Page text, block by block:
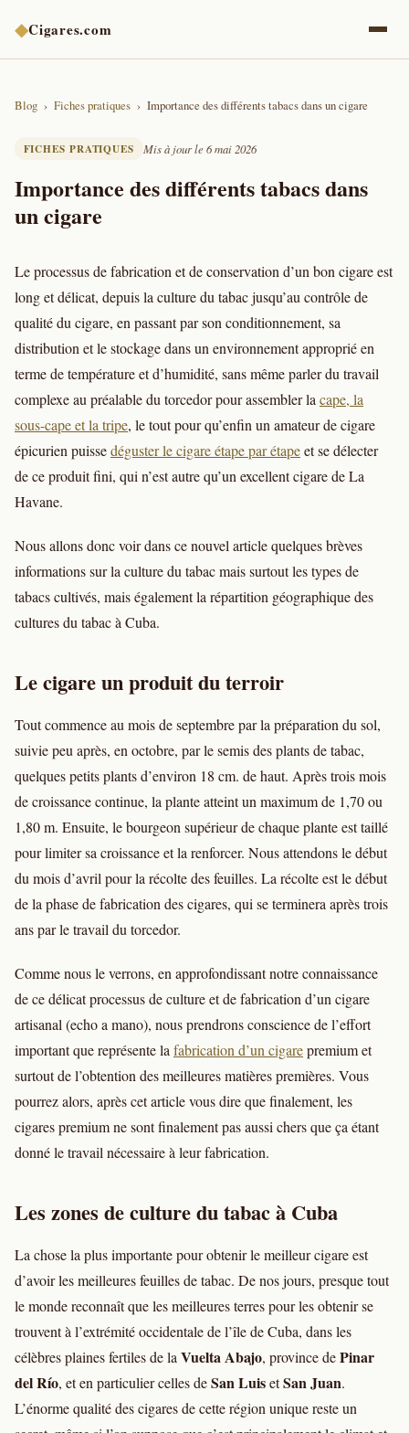
◆Cigares.com
Blog Fiches pratiques Importance des différents tabacs dans un cigare
FICHES PRATIQUES Mis à jour le 6 mai 2026
Importance des différents tabacs dans
un cigare
Le processus de fabrication et de conservation d’un bon cigare est
long et délicat, depuis la culture du tabac jusqu’au contrôle de
qualité du cigare, en passant par son conditionnement, sa
distribution et le stockage dans un environnement approprié en
terme de température et d’humidité, sans même parler du travail
complexe au préalable du torcedor pour assembler lacape, la
sous-cape et la tripe, le tout pour qu’enfin un amateur de cigare
épicurien puissedéguster le cigare étape par étapeet se délecter
de ce produit fini, qui n’est autre qu’un excellent cigare de La
Havane.
Nous allons donc voir dans ce nouvel article quelques brèves
informations sur la culture du tabac mais surtout les types de
tabacs cultivés, mais également la répartition géographique des
cultures du tabac à Cuba.
Le cigare un produit du terroir
Tout commence au mois de septembre par la préparation du sol,
suivie peu après, en octobre, par le semis des plants de tabac,
quelques petits plants d’environ 18 cm. de haut. Après trois mois
de croissance continue, la plante atteint un maximum de 1,70 ou
1,80 m. Ensuite, le bourgeon supérieur de chaque plante est taillé
pour limiter sa croissance et la renforcer. Nous attendons le début
du mois d’avril pour la récolte des feuilles. La récolte est le début
de la phase de fabrication des cigares, qui se terminera après trois
ans par le travail du torcedor.
Comme nous le verrons, en approfondissant notre connaissance
de ce délicat processus de culture et de fabrication d’un cigare
artisanal (echo a mano), nous prendrons conscience de l’effort
important que représente lafabrication d’un cigarepremium et
surtout de l’obtention des meilleures matières premières. Vous
pourrez alors, après cet article vous dire que finalement, les
cigares premium ne sont finalement pas aussi chers que ça étant
donné le travail nécessaire à leur fabrication.
Les zones de culture du tabac à Cuba
La chose la plus importante pour obtenir le meilleur cigare est
d’avoir les meilleures feuilles de tabac. De nos jours, presque tout
le monde reconnaît que les meilleures terres pour les obtenir se
trouvent à l’extrémité occidentale de l’île de Cuba, dans les
célèbres plaines fertiles de laVuelta Abajo, province dePinar
del Río, et en particulier celles deSan LuisetSan Juan.
L’énorme qualité des cigares de cette région unique reste un